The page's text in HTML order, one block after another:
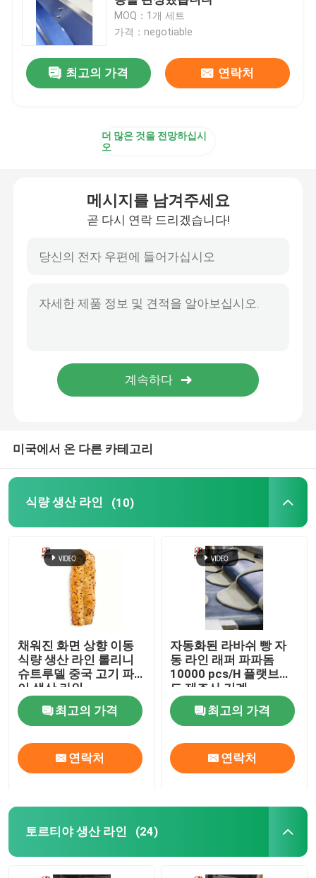
토르티야 생산 라인
원판피자 기지 생산 라인
라흐하 파라타 성형기
로띠 차나이 성형기
로티 차파티 성형기
라바쉬 제빵기
도넛 성형기
중국 고기 파이 생산 라인
MOQ：1개 세트
가격：negotiable
최고의 가격 연락처
더 많은 것을 전망하십시
오
메시지를 남겨주세요
곧 다시 연락 드리겠습니다!
미국에서 온 다른 카테고리
식량 생산 라인 (10)
채워진 화면 상향 이동
식량 생산 라인 롤리니
슈트루델 중국 고기 파
이 생산 라인
최고의 가격
연락처
자동화된 라바쉬 빵 자
동 라인 래퍼 파파돔
10000 pcs/H 플랫브레
드 제조사 기계
최고의 가격
연락처
토르티야 생산 라인 (24)